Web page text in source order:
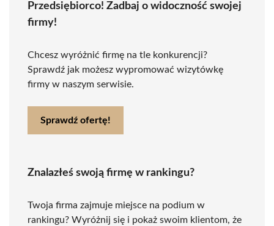
Przedsiębiorco! Zadbaj o widoczność swojej
firmy!
Chcesz wyróżnić firmę na tle konkurencji?
Sprawdź jak możesz wypromować wizytówkę
firmy w naszym serwisie.
Sprawdź ofertę!
Znalazłeś swoją firmę w rankingu?
Twoja firma zajmuje miejsce na podium w
rankingu? Wyróżnij się i pokaż swoim klientom, że